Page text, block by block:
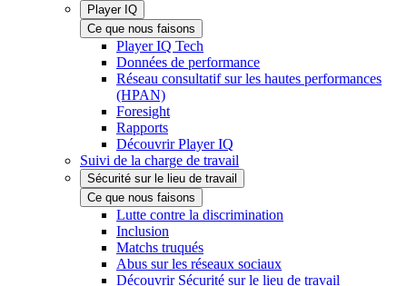
Player IQ
Ce que nous faisons
Player IQ Tech
Données de performance
Réseau consultatif sur les hautes performances
(HPAN)
Foresight
Rapports
Découvrir Player IQ
Suivi de la charge de travail
Sécurité sur le lieu de travail
Ce que nous faisons
Lutte contre la discrimination
Inclusion
Matchs truqués
Abus sur les réseaux sociaux
Découvrir Sécurité sur le lieu de travail